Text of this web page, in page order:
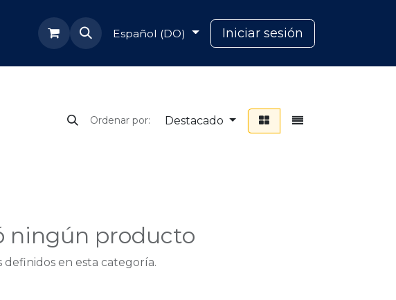
Soporte odoo Soporte Capcana
Español (DO) Iniciar sesión
Ordenar por: Destacado
ningún producto
en esta categoría.